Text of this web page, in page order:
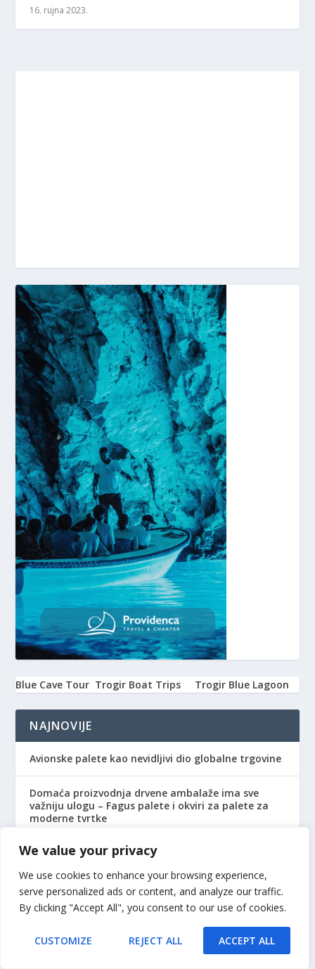
We value your privacy
We use cookies to enhance your browsing experience,
serve personalized ads or content, and analyze our traffic.
By clicking "Accept All", you consent to our use of cookies.
CUSTOMIZE REJECT ALL ACCEPT ALL
16. rujna 2023.
Blue Cave Tour Trogir Boat Trips Trogir Blue Lagoon
NAJNOVIJE
Avionske palete kao nevidljivi dio globalne trgovine
Domaća proizvodnja drvene ambalaže ima sve
važniju ulogu – Fagus palete i okviri za palete za
moderne tvrtke
Zašto sve više tvrtki ulaže u kvalitetne brodske
Sklad među susjedima: ključ za miran i kvalitetan
zajednički život
Nije problem u vašoj disciplini: zašto je oblikovanje